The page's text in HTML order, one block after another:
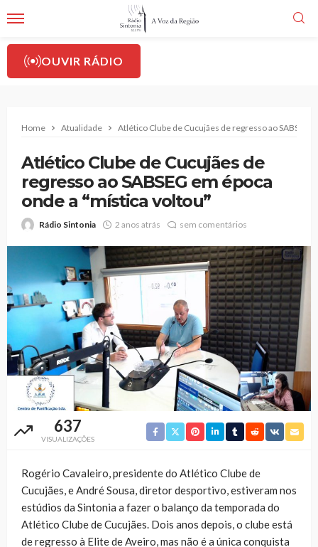
OUVIR RÁDIO
Home Atualidade Atlético Clube de Cucujães de regresso ao SABSEG
Atlético Clube de Cucujães de
regresso ao SABSEG em época
onde a “mística voltou”
Rádio Sintonia 2 anos atrás sem comentários
637
VISUALIZAÇÕES
Rogério Cavaleiro, presidente do Atlético Clube de
Cucujães, e André Sousa, diretor desportivo, estiveram nos
estúdios da Sintonia a fazer o balanço da temporada do
Atlético Clube de Cucujães. Dois anos depois, o clube está
de regresso à Elite de Aveiro, mas não é a única conquista